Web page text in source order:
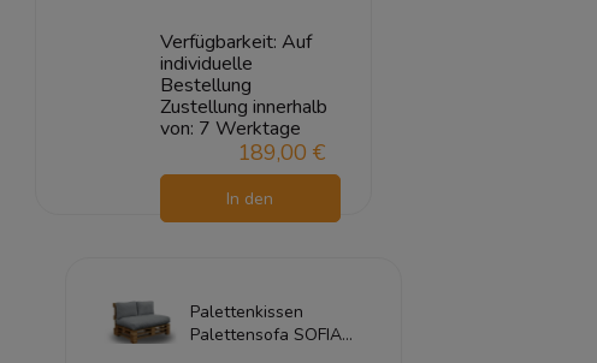
Verfügbarkeit: Auf
individuelle
Bestellung
Zustellung innerhalb
von: 7 Werktage
189,00 €
In den
Palettenkissen
Palettensofa SOFIA